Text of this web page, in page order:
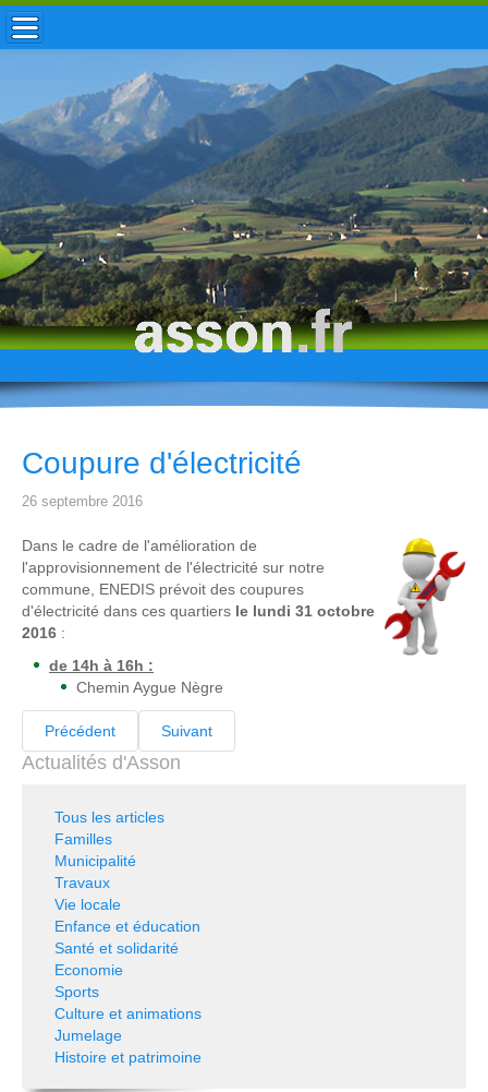
ACCUEIL / INFOS
MUNICIPALITÉ
VIE LOCALE
ENFANCE
TOURISME
HISTOIRE
Coupure d'électricité
26 septembre 2016
Dans le cadre de l'amélioration de
l'approvisionnement de l'électricité sur notre
commune, ENEDIS prévoit des coupures
d'électricité dans ces quartiers le lundi 31 octobre
2016 :
de 14h à 16h :
Chemin Aygue Nègre
Précédent Suivant
Actualités d'Asson
Tous les articles
Familles
Municipalité
Travaux
Vie locale
Enfance et éducation
Santé et solidarité
Economie
Sports
Culture et animations
Jumelage
Histoire et patrimoine